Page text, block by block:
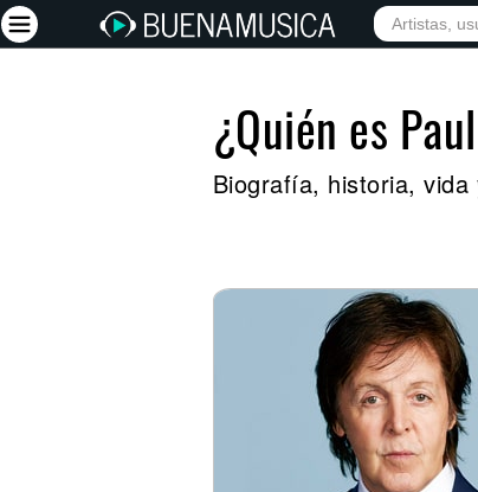
¿Quién es
Biografía, historia,